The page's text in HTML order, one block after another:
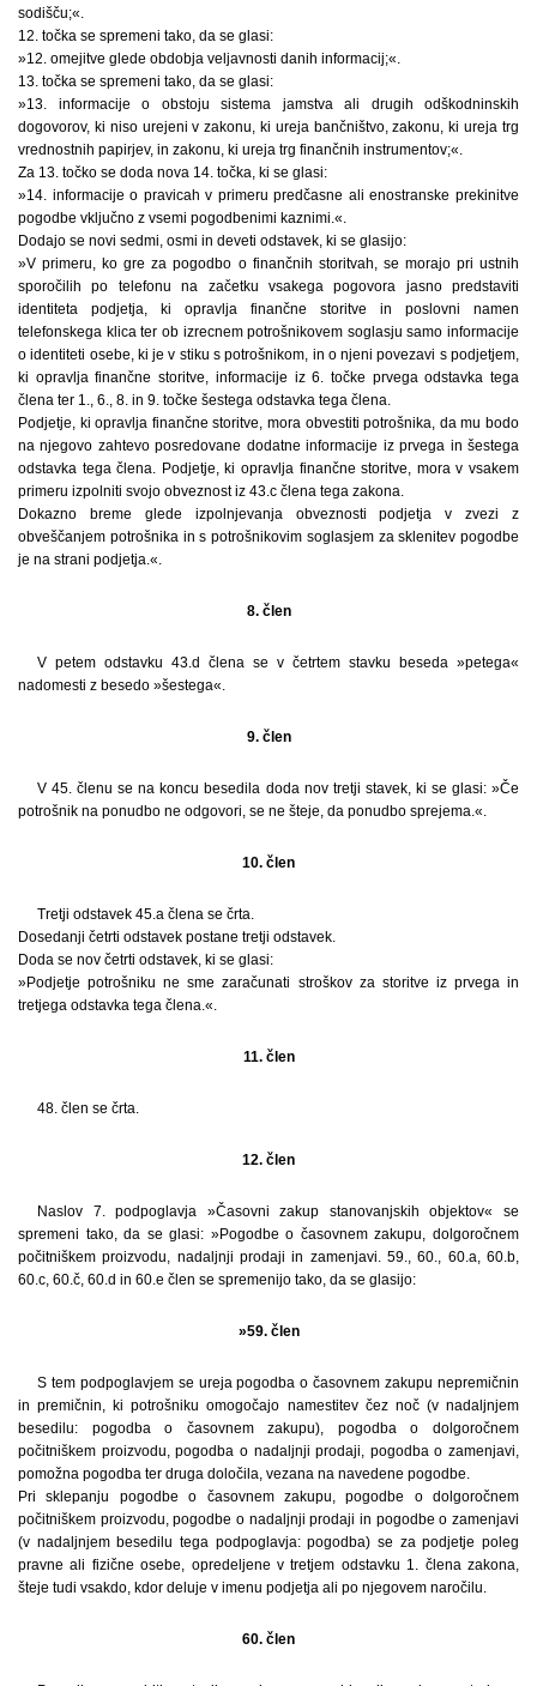
sodišču;«.
12. točka se spremeni tako, da se glasi:
»12. omejitve glede obdobja veljavnosti danih informacij;«.
13. točka se spremeni tako, da se glasi:
»13. informacije o obstoju sistema jamstva ali drugih odškodninskih
dogovorov, ki niso urejeni v zakonu, ki ureja bančništvo, zakonu, ki ureja trg
vrednostnih papirjev, in zakonu, ki ureja trg finančnih instrumentov;«.
Za 13. točko se doda nova 14. točka, ki se glasi:
»14. informacije o pravicah v primeru predčasne ali enostranske prekinitve
pogodbe vključno z vsemi pogodbenimi kaznimi.«.
Dodajo se novi sedmi, osmi in deveti odstavek, ki se glasijo:
»V primeru, ko gre za pogodbo o finančnih storitvah, se morajo pri ustnih
sporočilih po telefonu na začetku vsakega pogovora jasno predstaviti
identiteta podjetja, ki opravlja finančne storitve in poslovni namen
telefonskega klica ter ob izrecnem potrošnikovem soglasju samo informacije
o identiteti osebe, ki je v stiku s potrošnikom, in o njeni povezavi s podjetjem,
ki opravlja finančne storitve, informacije iz 6. točke prvega odstavka tega
člena ter 1., 6., 8. in 9. točke šestega odstavka tega člena.
Podjetje, ki opravlja finančne storitve, mora obvestiti potrošnika, da mu bodo
na njegovo zahtevo posredovane dodatne informacije iz prvega in šestega
odstavka tega člena. Podjetje, ki opravlja finančne storitve, mora v vsakem
primeru izpolniti svojo obveznost iz 43.c člena tega zakona.
Dokazno breme glede izpolnjevanja obveznosti podjetja v zvezi z
obveščanjem potrošnika in s potrošnikovim soglasjem za sklenitev pogodbe
je na strani podjetja.«.
8. člen
V petem odstavku 43.d člena se v četrtem stavku beseda »petega«
nadomesti z besedo »šestega«.
9. člen
V 45. členu se na koncu besedila doda nov tretji stavek, ki se glasi: »Če
potrošnik na ponudbo ne odgovori, se ne šteje, da ponudbo sprejema.«.
10. člen
Tretji odstavek 45.a člena se črta.
Dosedanji četrti odstavek postane tretji odstavek.
Doda se nov četrti odstavek, ki se glasi:
»Podjetje potrošniku ne sme zaračunati stroškov za storitve iz prvega in
tretjega odstavka tega člena.«.
11. člen
48. člen se črta.
12. člen
Naslov 7. podpoglavja »Časovni zakup stanovanjskih objektov« se
spremeni tako, da se glasi: »Pogodbe o časovnem zakupu, dolgoročnem
počitniškem proizvodu, nadaljnji prodaji in zamenjavi. 59., 60., 60.a, 60.b,
60.c, 60.č, 60.d in 60.e člen se spremenijo tako, da se glasijo:
»59. člen
S tem podpoglavjem se ureja pogodba o časovnem zakupu nepremičnin
in premičnin, ki potrošniku omogočajo namestitev čez noč (v nadaljnjem
besedilu: pogodba o časovnem zakupu), pogodba o dolgoročnem
počitniškem proizvodu, pogodba o nadaljnji prodaji, pogodba o zamenjavi,
pomožna pogodba ter druga določila, vezana na navedene pogodbe.
Pri sklepanju pogodbe o časovnem zakupu, pogodbe o dolgoročnem
počitniškem proizvodu, pogodbe o nadaljnji prodaji in pogodbe o zamenjavi
(v nadaljnjem besedilu tega podpoglavja: pogodba) se za podjetje poleg
pravne ali fizične osebe, opredeljene v tretjem odstavku 1. člena zakona,
šteje tudi vsakdo, kdor deluje v imenu podjetja ali po njegovem naročilu.
60. člen